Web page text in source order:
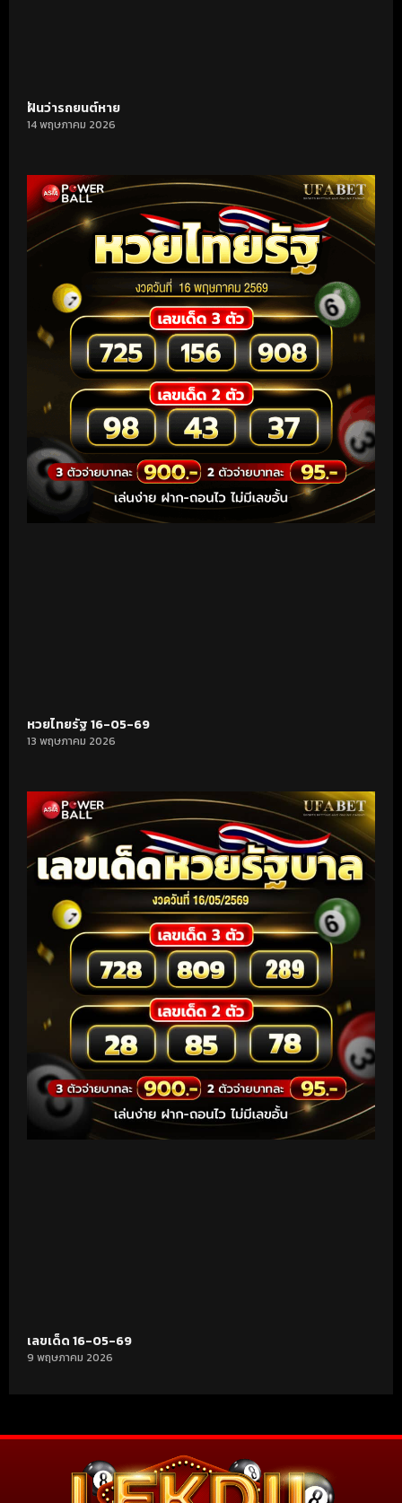
ฝันว่ารถยนต์หาย
14 พฤษภาคม 2026
หวยไทยรัฐ 16-05-69
13 พฤษภาคม 2026
เลขเด็ด 16-05-69
9 พฤษภาคม 2026